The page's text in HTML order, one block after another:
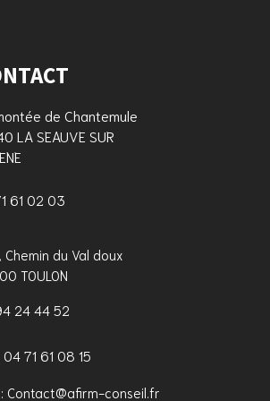
de Chantemule
LA SEAUVE SUR
61 02 03
Chemin du Val doux
TOULON
24 44 52
04 71 61 08 15
Contact@afirm-conseil.fr